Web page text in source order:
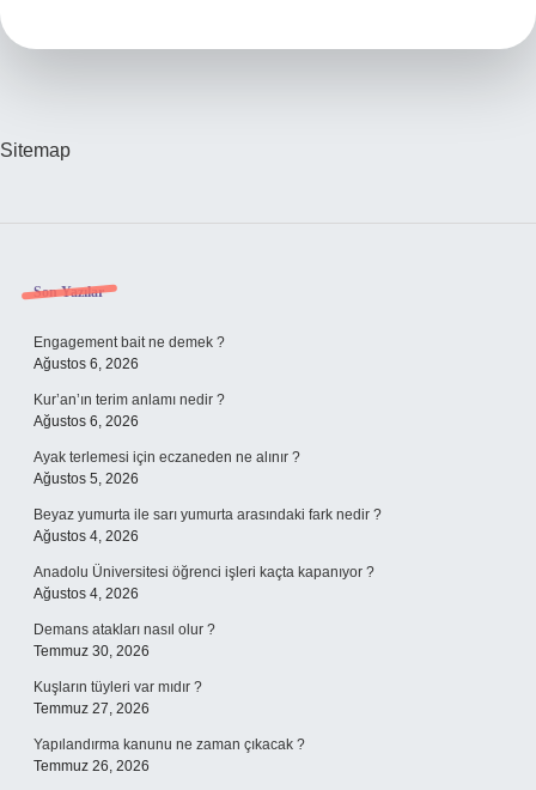
Sitemap
Sidebar
Son Yazılar
Engagement bait ne demek ?
Ağustos 6, 2026
Kur’an’ın terim anlamı nedir ?
Ağustos 6, 2026
Ayak terlemesi için eczaneden ne alınır ?
Ağustos 5, 2026
Beyaz yumurta ile sarı yumurta arasındaki fark nedir ?
Ağustos 4, 2026
Anadolu Üniversitesi öğrenci işleri kaçta kapanıyor ?
Ağustos 4, 2026
Demans atakları nasıl olur ?
Temmuz 30, 2026
Kuşların tüyleri var mıdır ?
Temmuz 27, 2026
Yapılandırma kanunu ne zaman çıkacak ?
Temmuz 26, 2026